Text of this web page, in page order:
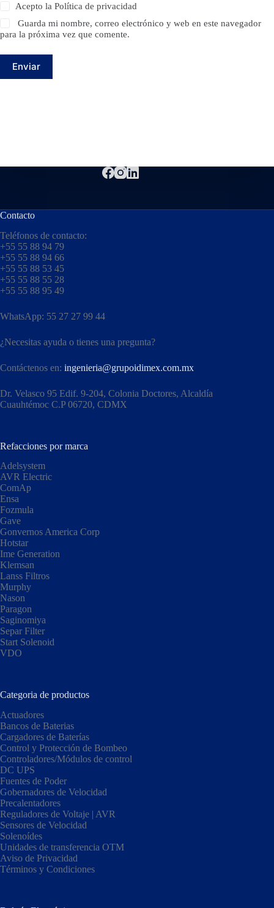
Acepto laPolítica de privacidad
Guarda mi nombre, correo electrónico y web en este navegador
para la próxima vez que comente.
Enviar
Contacto
Teléfonos de contacto:
+55 55 88 94 79
+55 55 88 94 66
+55 55 88 53 45
+55 55 88 55 28
+55 55 88 95 49
WhatsApp: 55 27 27 99 44
¿Necesitas ayuda o tienes una pregunta?
Contáctenos en: ingenieria@grupoidimex.com.mx
Dr. Velasco 95 Edif. 9-204, Colonia Doctores, Alcaldía
Cuauhtémoc C.P 06720, CDMX​
Refacciones por marca
Adelsystem
AVR Electric
ComAp
Ensa
Fozmula
Gave
Gonvernos America Corp
Hotstar
Ime Generation
Klemsan
Lanss Filtros
Murphy
Nason
Paragon
Saginomiya
Separ Filter
Start Solenoid
VDO
Categoria de productos
Actuadores
Bancos de Baterias
Cargadores de Baterías
Control y Protección de Bombeo
Controladores/Módulos de control
DC UPS
Fuentes de Poder
Gobernadores de Velocidad
Precalentadores
Reguladores de Voltaje | AVR
Sensores de Velocidad
Solenoídes
Unidades de transferencia OTM
Aviso de Privacidad
Términos y Condiciones